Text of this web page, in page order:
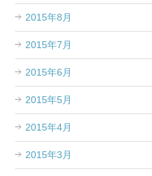
2015年8月
2015年7月
2015年6月
2015年5月
2015年4月
2015年3月